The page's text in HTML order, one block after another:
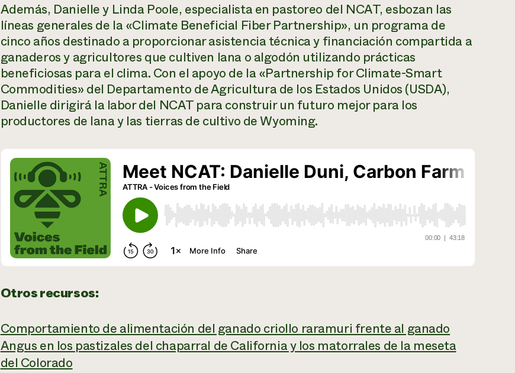
Además, Danielle y Linda Poole, especialista en pastoreo del NCAT, esbozan las
líneas generales de la «Climate Beneficial Fiber Partnership», un programa de
cinco años destinado a proporcionar asistencia técnica y financiación compartida a
ganaderos y agricultores que cultiven lana o algodón utilizando prácticas
beneficiosas para el clima. Con el apoyo de la «Partnership for Climate-Smart
Commodities» del Departamento de Agricultura de los Estados Unidos (USDA),
Danielle dirigirá la labor del NCAT para construir un futuro mejor para los
productores de lana y las tierras de cultivo de Wyoming.
Otros recursos:
Comportamiento de alimentación del ganado criollo raramuri frente al ganado
Angus en los pastizales del chaparral de California y los matorrales de la meseta
del Colorado